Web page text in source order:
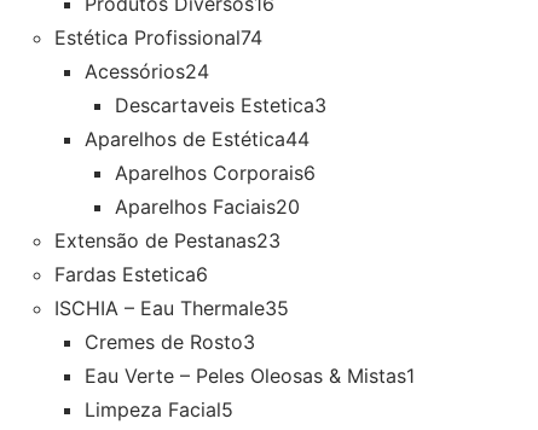
Estética Profissional74
Acessórios24
Descartaveis Estetica3
Aparelhos de Estética44
Aparelhos Corporais6
Aparelhos Faciais20
Extensão de Pestanas23
Fardas Estetica6
ISCHIA – Eau Thermale35
Cremes de Rosto3
Eau Verte – Peles Oleosas & Mistas1
Limpeza Facial5